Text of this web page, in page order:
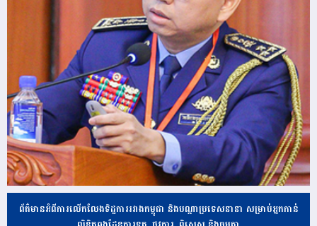
ព័ត៌មានអំពីការលើកលែងទិដ្ឋការរវាងកម្ពុជា និងបណ្ដាប្រទេសនានា សម្រាប់អ្នកកាន់